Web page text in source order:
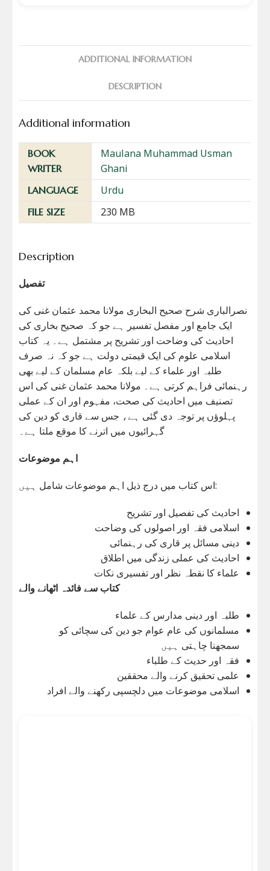
ADDITIONAL INFORMATION
DESCRIPTION
Additional information
BOOK
WRITER
Maulana Muhammad Usman
Ghani
LANGUAGE Urdu
FILE SIZE 230 MB
Description
تفصیل
نصرالباری شرح صحیح البخاری مولانا محمد عثمان غنی کی
ایک جامع اور مفصل تفسیر ہے جو کہ صحیح بخاری کی
احادیث کی وضاحت اور تشریح پر مشتمل ہے۔ یہ کتاب
اسلامی علوم کی ایک قیمتی دولت ہے جو کہ نہ صرف
طلبہ اور علماء کے لیے بلکہ عام مسلمان کے لیے بھی
رہنمائی فراہم کرتی ہے۔ مولانا محمد عثمان غنی کی اس
تصنیف میں احادیث کی صحت، مفہوم اور ان کے عملی
پہلوؤں پر توجہ دی گئی ہے، جس سے قاری کو دین کی
گہرائیوں میں اترنے کا موقع ملتا ہے۔
اہم موضوعات
اس کتاب میں درج ذیل اہم موضوعات شامل ہیں:
احادیث کی تفصیل اور تشریح
اسلامی فقہ اور اصولوں کی وضاحت
دینی مسائل پر قاری کی رہنمائی
احادیث کی عملی زندگی میں اطلاق
علماء کا نقطہ نظر اور تفسیری نکات
کتاب سے فائدہ اٹھانے والے
طلبہ اور دینی مدارس کے علماء
مسلمانوں کی عام عوام جو دین کی سچائی کو
سمجھنا چاہتی ہیں
فقہ اور حدیث کے طلباء
علمی تحقیق کرنے والے محققین
اسلامی موضوعات میں دلچسپی رکھنے والے افراد